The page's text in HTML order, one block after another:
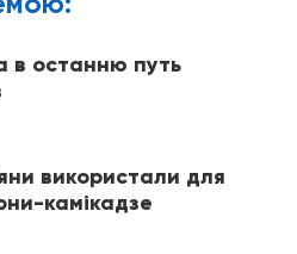
в останню путь
використали для
камікадзе